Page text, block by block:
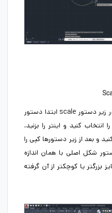
برای استفاده از دستور کپی در زیر دستور scale ابتدا دستور
انتخاب کنید و اینتر را بزنید.
و بعد از زیر دستورها کپی را
شکل اصلی با همان اندازه
بزرگتر یا کوچکتر از آن گرفته